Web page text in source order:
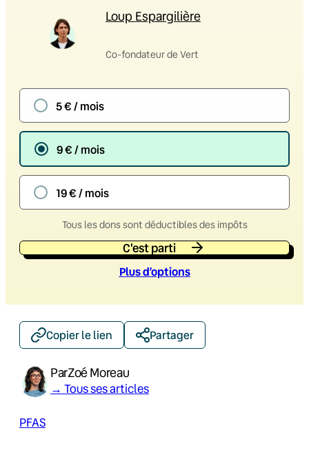
Loup Espargilière
Co-fondateur de Vert
5 € / mois
9 € / mois
19 € / mois
Tous les dons sont déductibles des impôts
C'est parti
Plus d’options
Copier le lien Partager
ParZoé Moreau
→ Tous ses articles
PFAS